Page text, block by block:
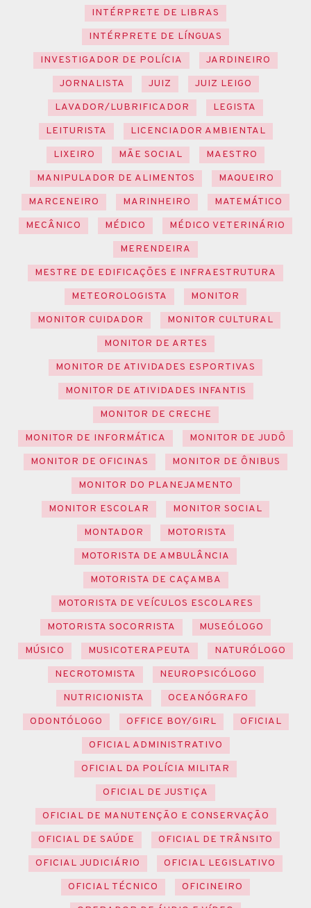
INTÉRPRETE DE LIBRAS
INTÉRPRETE DE LÍNGUAS
INVESTIGADOR DE POLÍCIA
JARDINEIRO
JORNALISTA
JUIZ
JUIZ LEIGO
LAVADOR/LUBRIFICADOR
LEGISTA
LEITURISTA
LICENCIADOR AMBIENTAL
LIXEIRO
MÃE SOCIAL
MAESTRO
MANIPULADOR DE ALIMENTOS
MAQUEIRO
MARCENEIRO
MARINHEIRO
MATEMÁTICO
MECÂNICO
MÉDICO
MÉDICO VETERINÁRIO
MERENDEIRA
MESTRE DE EDIFICAÇÕES E INFRAESTRUTURA
METEOROLOGISTA
MONITOR
MONITOR CUIDADOR
MONITOR CULTURAL
MONITOR DE ARTES
MONITOR DE ATIVIDADES ESPORTIVAS
MONITOR DE ATIVIDADES INFANTIS
MONITOR DE CRECHE
MONITOR DE INFORMÁTICA
MONITOR DE JUDÔ
MONITOR DE OFICINAS
MONITOR DE ÔNIBUS
MONITOR DO PLANEJAMENTO
MONITOR ESCOLAR
MONITOR SOCIAL
MONTADOR
MOTORISTA
MOTORISTA DE AMBULÂNCIA
MOTORISTA DE CAÇAMBA
MOTORISTA DE VEÍCULOS ESCOLARES
MOTORISTA SOCORRISTA
MUSEÓLOGO
MÚSICO
MUSICOTERAPEUTA
NATURÓLOGO
NECROTOMISTA
NEUROPSICÓLOGO
NUTRICIONISTA
OCEANÓGRAFO
ODONTÓLOGO
OFFICE BOY/GIRL
OFICIAL
OFICIAL ADMINISTRATIVO
OFICIAL DA POLÍCIA MILITAR
OFICIAL DE JUSTIÇA
OFICIAL DE MANUTENÇÃO E CONSERVAÇÃO
OFICIAL DE SAÚDE
OFICIAL DE TRÂNSITO
OFICIAL JUDICIÁRIO
OFICIAL LEGISLATIVO
OFICIAL TÉCNICO
OFICINEIRO